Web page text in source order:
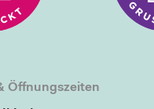
Öffnungszeiten